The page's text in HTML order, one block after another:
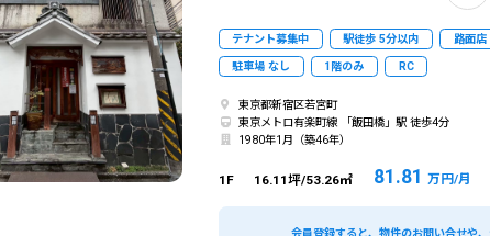
テナント募集中 駅徒歩 5分以内 路面店
駐車場 なし 1階のみ RC
東京都新宿区若宮町
東京メトロ有楽町線 「飯田橋」駅 徒歩4分
1980年1月（築46年）
1F 16.11坪/53.26㎡ 81.81 万円/月
会員登録すると、物件のお問い合せや